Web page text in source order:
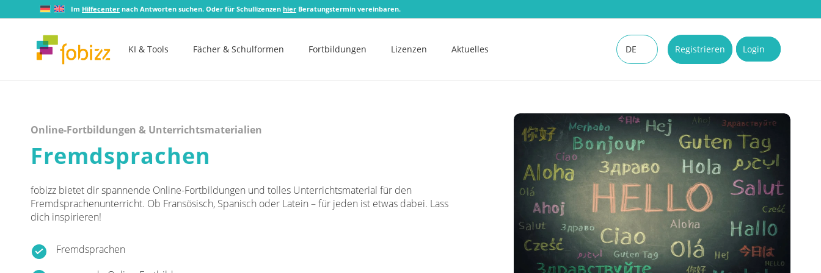
Im Hilfecenter nach Antworten suchen. Oder für Schullizenzen hier Beratungstermin vereinbaren.
KI & Tools Fächer & Schulformen Fortbildungen Lizenzen Aktuelles Registrieren Login
DE
Online-Fortbildungen & Unterrichtsmaterialien
Fremdsprachen
fobizz bietet dir spannende Online-Fortbildungen und tolles Unterrichtsmaterial für den
Fremdsprachenunterricht. Ob Fransösisch, Spanisch oder Latein – für jeden ist etwas dabei. Lass
dich inspirieren!
Fremdsprachen